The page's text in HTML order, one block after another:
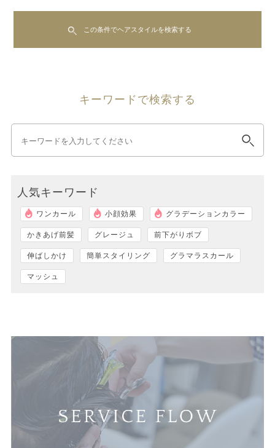
この条件でヘアスタイルを検索する
キーワードで検索する
人気キーワード
ワンカール 小顔効果 グラデーションカラー
かきあげ前髪 グレージュ 前下がりボブ
伸ばしかけ 簡単スタイリング グラマラスカール
マッシュ